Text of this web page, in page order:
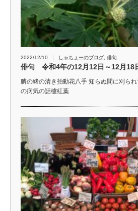
2022/12/10 しゃちょーのブログ 俳句
俳句 令和4年の12月12日～12月18
臍の緒の清き拍動花八手 知らぬ間に刈ら
の病気の話櫨紅葉